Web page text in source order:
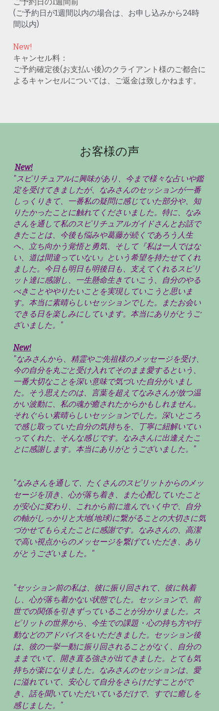
(ご予約日が1週間以内の場合は、お申し込みから24時
間以内)
New!
キャンセル料：
ご予約確定後(お支払い後)のクライアント様のご都合に
よるキャンセルについては、ご返金は致しかねます。
お客様の声
New!
"スピリチュアルに興味があり、今まで様々な占いや鑑
定を受けてきましたが、なみさんのセッションが一番
しっくりきて、一番私の疑問に感じていた部分や、知
りたかったことに触れてくださいました。特に、なみ
さんを通して私のスピリチュアルガイドさんとお話で
きたことは、今後も悩みや葛藤が続くであろう人生
へ、立ち向かう覚悟と勇気、そして『私は一人ではな
い、道は間違っていない』という希望を持たせてくれ
ました。今日も明日も明後日も、支えてくれるスピリ
ット達に感謝し、一生懸命生きていこう、自分のやる
べきことややりたいことを実現していこうと思いま
す。本当に素晴らしいセッションでした。またお会い
できる日を楽しみにしています。本当にありがとうご
ざいました。"
New!
"なみさんから、精霊やご先祖様のメッセージを受け、
今の自分を丸ごと受け入れてそのまま愛するという、
一番大切なことを深い意味で気づいた自分がいまし
た。そう思えたのは、言葉を超えてなみさんが放つ温
かい波動に、私の魂が癒されたからかもしれません。
それぐらい素晴らしいセッションでした。深いところ
で感じ取っていた自分の気持ちを、丁寧に紐解いてい
ってくれた、そんな感じです。なみさんに出逢えたこ
とに感謝します。本当にありがとうございました。"
"なみさんを通して、たくさんのスピリットからのメッ
セージを頂き、心が落ち着き、また心配していたこと
が安心に変わり、これから前に進んでいく中で、自分
の軸がしっかりと大地(地球)に繋がることの大切さに気
づかせてもらえたことに感謝です。なみさんの、高潔
で高い視点からのメッセージを繋げていただき、あり
がとうございました。"
"セッション前の私は、彼に振り回されて、彼に執着
し、心が落ち着かない状態でした。セッションで、前
世での関係を引きずっていることが分かりました。ス
ピリットの世界から、今生での課題・心の持ち方や行
動などのアドバイスをいただきました。セッション後
は、彼の一挙一動に振り回されることがなく、自分の
ままでいて、開き直る強さが出てきました。とても気
持ちが楽になりました。なみさんのセッションは、愛
に溢れていて、安心して自分をさらけだすことがで
き、話を聞いていただいているだけで、すでに癒しを
感じました。”